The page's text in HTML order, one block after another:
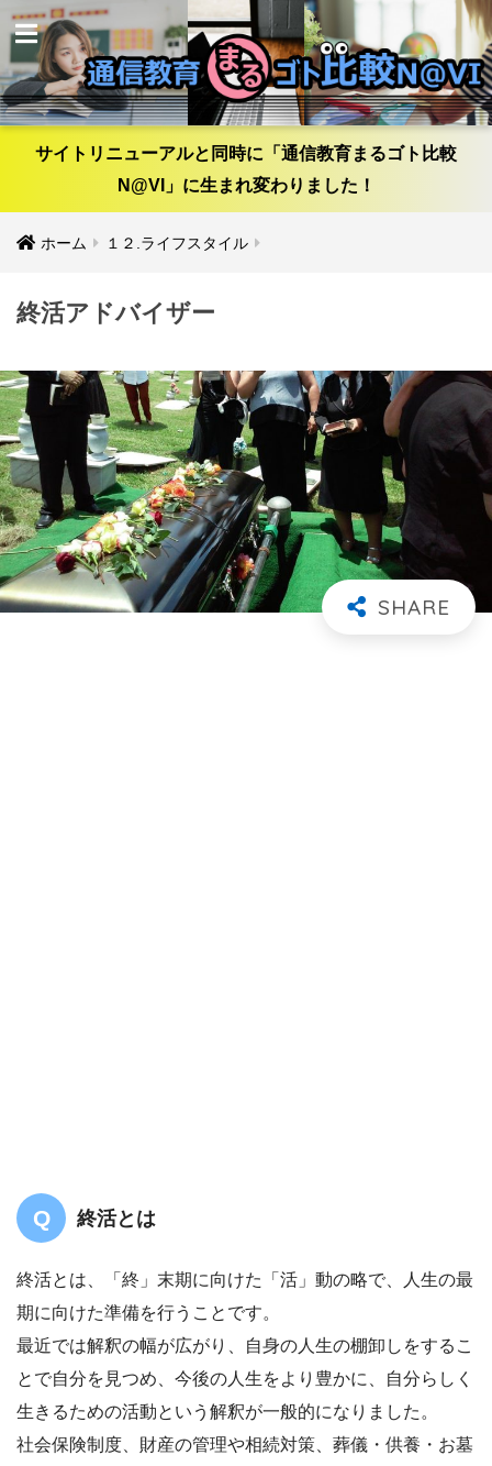
サイトリニューアルと同時に「通信教育まるゴト比較
N@VI」に生まれ変わりました！
ホーム １２.ライフスタイル
終活アドバイザー
終活とは
終活とは、「終」末期に向けた「活」動の略で、人生の最
期に向けた準備を行うことです。
最近では解釈の幅が広がり、自身の人生の棚卸しをするこ
とで自分を見つめ、今後の人生をより豊かに、自分らしく
生きるための活動という解釈が一般的になりました。
社会保険制度、財産の管理や相続対策、葬儀・供養・お墓